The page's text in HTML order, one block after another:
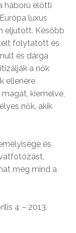
háború elötti
luxus
eljutott. Később
folytatott és
és dárga
a nők
ellenére
kiemelve,
nők, akik
és
még mind a
4 – 2013.